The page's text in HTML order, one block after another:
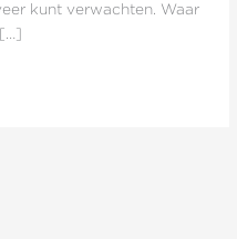
kunt verwachten. Waar
[…]